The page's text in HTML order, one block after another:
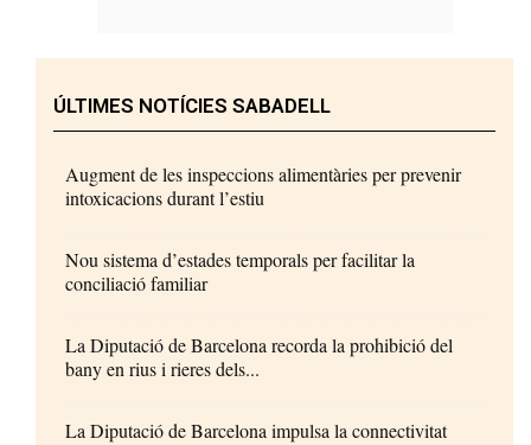
ÚLTIMES NOTÍCIES SABADELL
Augment de les inspeccions alimentàries per prevenir
intoxicacions durant l’estiu
Nou sistema d’estades temporals per facilitar la
conciliació familiar
La Diputació de Barcelona recorda la prohibició del
bany en rius i rieres dels...
La Diputació de Barcelona impulsa la connectivitat